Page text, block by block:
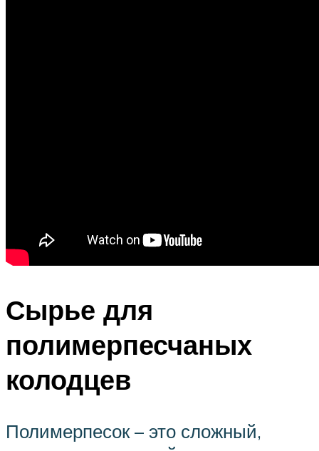
Сырье для
полимерпесчаных
колодцев
Полимерпесок – это сложный,